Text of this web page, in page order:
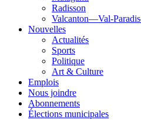
Radisson
Valcanton—Val-
Nouvelles
Actualités
Sports
Politique
Art & Culture
Emplois
Nous joindre
Abonnements
Élections municipales